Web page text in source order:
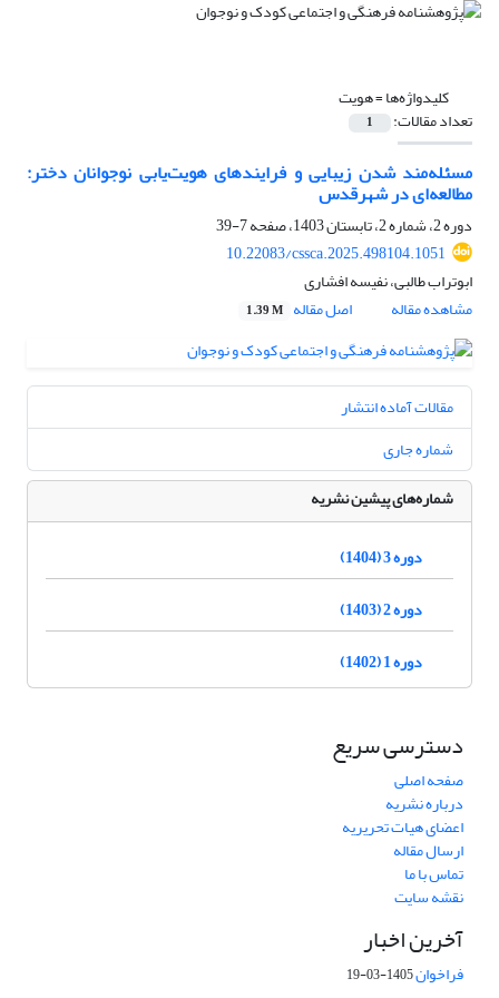
کلیدواژه‌ها =هویت
تعداد مقالات: 1
مسئله‌مند شدن زیبایی و فرایندهای هویت‌یابی نوجوانان دختر:
مطالعه‌ای در شهرقدس
دوره 2، شماره 2، تابستان 1403، صفحه
7-39
10.22083/cssca.2025.498104.1051
ابوتراب طالبی، نفیسه افشاری
مشاهده مقاله
اصل مقاله 1.39 M
مقالات آماده انتشار
شماره جاری
شماره‌های پیشین نشریه
دوره 3 (1404)
دوره 2 (1403)
دوره 1 (1402)
دسترسی سریع
صفحه اصلی
درباره نشریه
اعضای هیات تحریریه
ارسال مقاله
تماس با ما
نقشه سایت
آخرین اخبار
فراخوان1405-03-19